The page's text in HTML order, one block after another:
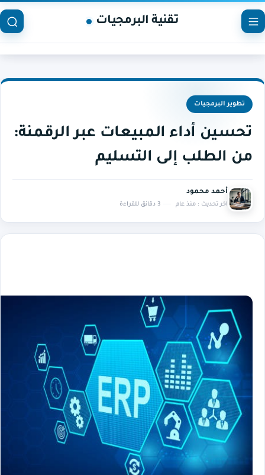
تقنية البرمجيات
تطوير البرمجيات
تحسين أداء المبيعات عبر الرقمنة:
من الطلب إلى التسليم
أحمد محمود
اخر تحديث : منذ عام 3 دقائق للقراءة